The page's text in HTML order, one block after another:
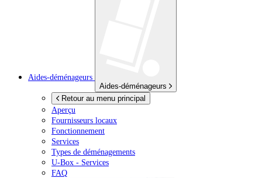
Aides-déménageurs
Aides-déménageurs
Retour au menu principal
Aperçu
Fournisseurs locaux
Fonctionnement
Services
Types de déménagements
U-Box - Services
FAQ